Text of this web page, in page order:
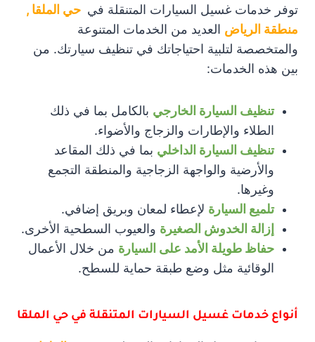
توفر خدمات غسيل السيارات المتنقلة في حي الملقا ,
منطقة الرياض العديد من الخدمات المتنوعة
والمتخصصة لتلبية احتياجاتك في تنظيف سيارتك. من
بين هذه الخدمات:
تنظيف السيارة الخارجي بالكامل بما في ذلك
الطلاء والإطارات والزجاج والأضواء.
تنظيف السيارة الداخلي بما في ذلك المقاعد
والأرضية والواجهة الزجاجية والمنطقة التجمع
وغيرها.
تلميع السيارة لإعطاء لمعان وبريق إضافي.
إزالة الخدوش الصغيرة والعيوب السطحية الأخرى.
حفاظ طويلة الأمد على السيارة من خلال الأعمال
الوقائية مثل وضع طبقة حماية للسطح.
أنواع خدمات غسيل السيارات المتنقلة في حي الملقا